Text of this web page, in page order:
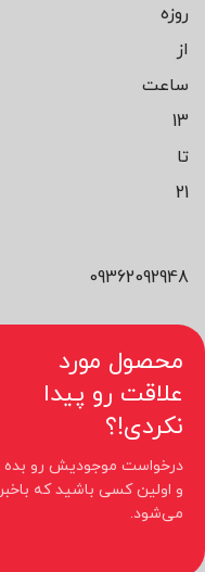
روزه
از
ساعت
13
تا
21
09362092948
محصول مورد
علاقت رو پیدا
نکردی!؟
درخواست موجودیش رو بده
و اولین کسی باشید که باخبر
می‌شود.